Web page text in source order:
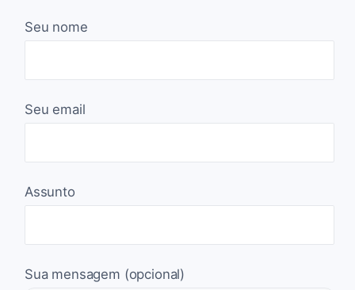
Seu nome
Seu email
Assunto
Sua mensagem (opcional)